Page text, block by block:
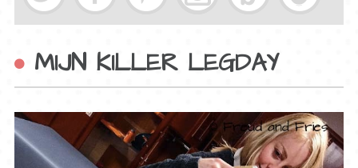
MIJN KILLER LEGDAY